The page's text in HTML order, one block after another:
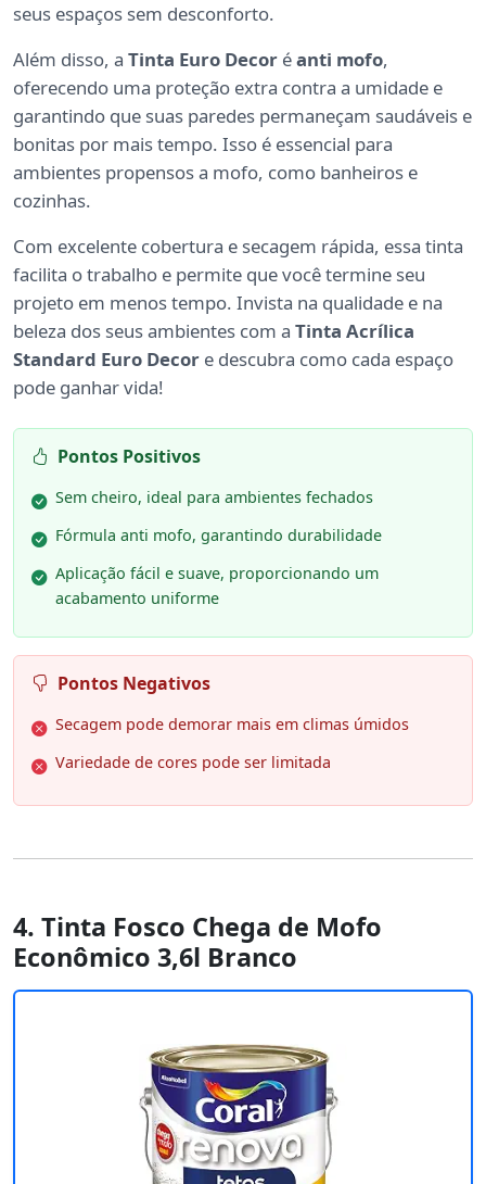
seus espaços sem desconforto.
Além disso, a Tinta Euro Decor éanti mofo,
oferecendo uma proteção extra contra a umidade e
garantindo que suas paredes permaneçam saudáveis e
bonitas por mais tempo. Isso é essencial para
ambientes propensos a mofo, como banheiros e
cozinhas.
Com excelente cobertura e secagem rápida, essa tinta
facilita o trabalho e permite que você termine seu
projeto em menos tempo. Invista na qualidade e na
beleza dos seus ambientes com a Tinta Acrílica
Standard Euro Decor e descubra como cada espaço
pode ganhar vida!
Pontos Positivos
Sem cheiro, ideal para ambientes fechados
Fórmula anti mofo, garantindo durabilidade
Aplicação fácil e suave, proporcionando um
acabamento uniforme
Pontos Negativos
Secagem pode demorar mais em climas úmidos
Variedade de cores pode ser limitada
4. Tinta Fosco Chega de Mofo
Econômico 3,6l Branco